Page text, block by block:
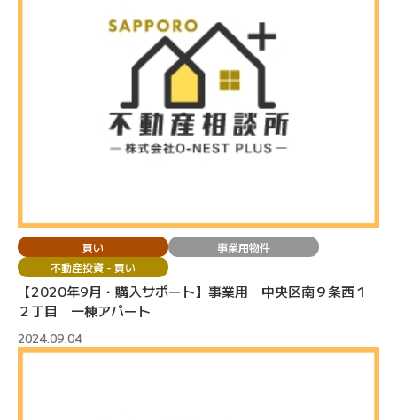
買い
事業用物件
不動産投資 - 買い
【2020年9月・購入サポート】事業用 中央区南９条西１
２丁目 一棟アパート
2024.09.04